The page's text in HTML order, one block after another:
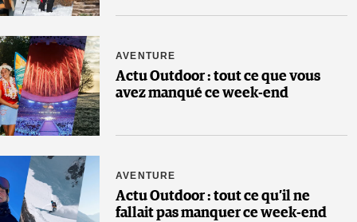
AVENTURE
Actu Outdoor : tout ce que vous
avez manqué ce week-end
AVENTURE
Actu Outdoor : tout ce qu’il ne
fallait pas manquer ce week-end